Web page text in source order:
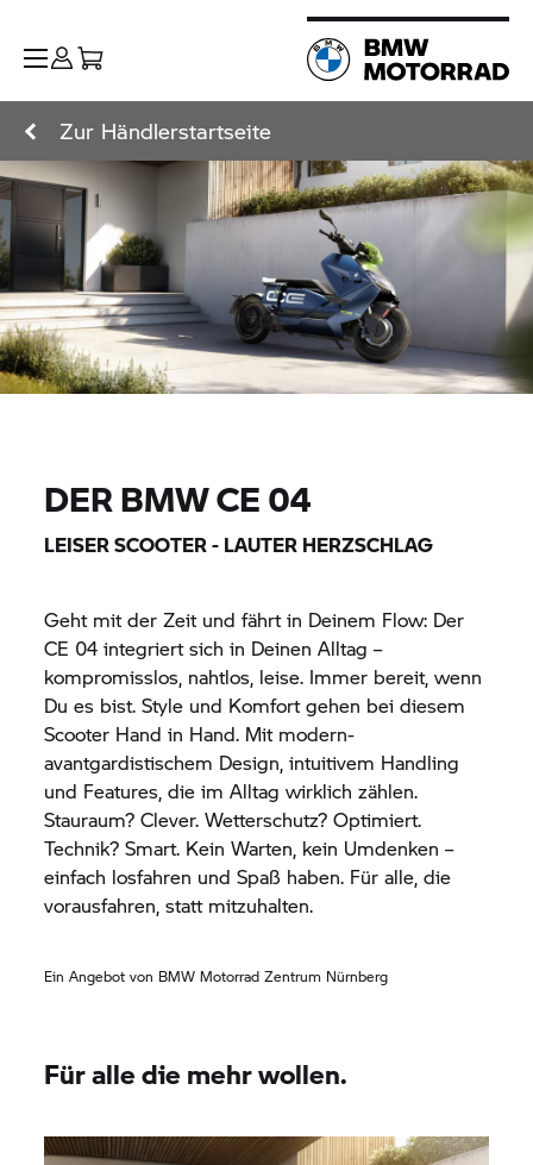
Zur Händlerstartseite
DERBMW CE 04
LEISER SCOOTER - LAUTER HERZSCHLAG
Geht mit der Zeit und fährt in Deinem Flow: Der
CE 04 integriert sich in Deinen Alltag –
kompromisslos, nahtlos, leise. Immer bereit, wenn
Du es bist. Style und Komfort gehen bei diesem
Scooter Hand in Hand. Mit modern-
avantgardistischem Design, intuitivem Handling
und Features, die im Alltag wirklich zählen.
Stauraum? Clever. Wetterschutz? Optimiert.
Technik? Smart. Kein Warten, kein Umdenken –
einfach losfahren und Spaß haben. Für alle, die
vorausfahren, statt mitzuhalten.
Ein Angebot von BMW Motorrad Zentrum Nürnberg
Für alle die mehr wollen.